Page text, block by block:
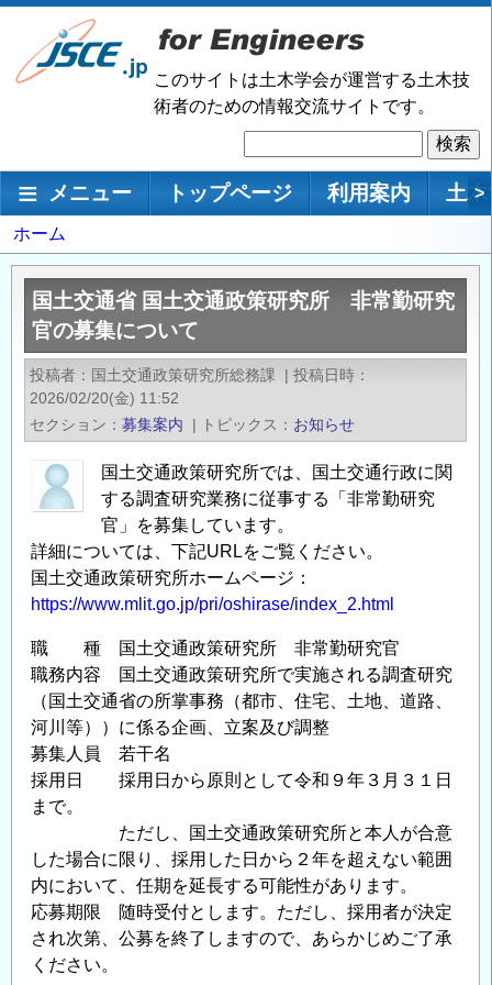
メ
ン
移
このサイトは土木学会が運営する土木技
術者のための情報交流サイトです。
索
メインナビゲーション
メニュー トップページ 利用案内 土 >
パ
ン
く
ず
ホーム
国土交通省 国土交通政策研究所 非常勤研究
官の募集について
投稿者 国土交通政策研究所総務課 | 投稿日時
2026/02/20(金) 11:52
セクション
募集案内 | トピックス お知らせ
国土交通政策研究所では、国土交通行政に関
する調査研究業務に従事する「非常勤研究
官」を募集しています。
詳細については、下記URLをご覧ください。
国土交通政策研究所ホームページ：
https://www.mlit.go.jp/pri/oshirase/index_2.html
職 種 国土交通政策研究所 非常勤研究官
職務内容 国土交通政策研究所で実施される調査研究
（国土交通省の所掌事務（都市、住宅、土地、道路、
河川等））に係る企画、立案及び調整
募集人員 若干名
採用日 採用日から原則として令和９年３月３１日
まで。
ただし、国土交通政策研究所と本人が合意
した場合に限り、採用した日から２年を超えない範囲
内において、任期を延長する可能性があります。
応募期限 随時受付とします。ただし、採用者が決定
され次第、公募を終了しますので、あらかじめご了承
ください。